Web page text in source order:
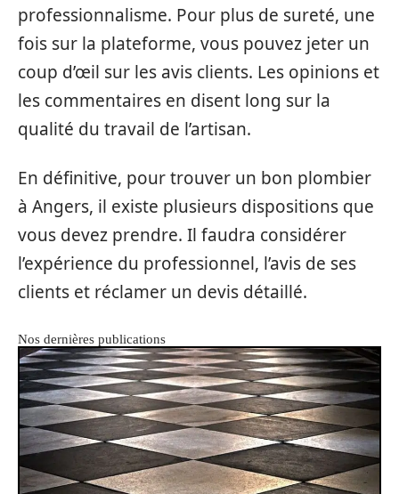
professionnalisme. Pour plus de sureté, une
fois sur la plateforme, vous pouvez jeter un
coup d’œil sur les avis clients. Les opinions et
les commentaires en disent long sur la
qualité du travail de l’artisan.
En définitive, pour trouver un bon plombier
à Angers, il existe plusieurs dispositions que
vous devez prendre. Il faudra considérer
l’expérience du professionnel, l’avis de ses
clients et réclamer un devis détaillé.
Nos dernières publications